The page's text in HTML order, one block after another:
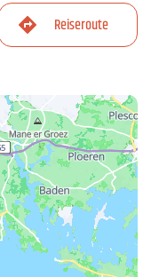
Reiseroute